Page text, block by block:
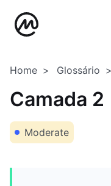
Home Glossário
Camada 2
Moderate